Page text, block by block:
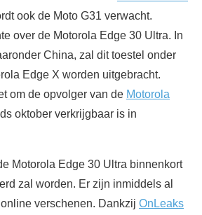
ook de Moto G31 verwacht.
over de Motorola Edge 30 Ultra. In
China, zal dit toestel onder
Edge X worden uitgebracht.
om de opvolger van de Motorola
oktober verkrijgbaar is in
Motorola Edge 30 Ultra binnenkort
zal worden. Er zijn inmiddels al
verschenen. Dankzij OnLeaks